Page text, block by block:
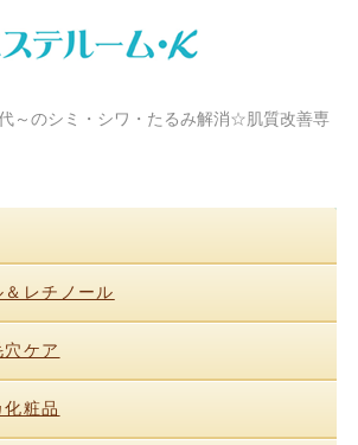
・フェイシャル/ブライ
～のシミ・シワ・たるみ解消☆肌質改善専
レチノール
ケア
化粧品